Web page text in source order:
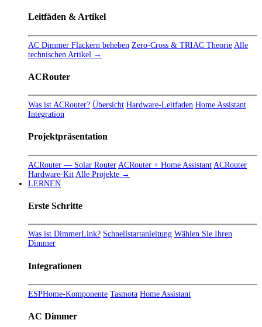
Leitfäden & Artikel
AC Dimmer Flackern beheben Zero-Cross & TRIAC Theorie Alle
technischen Artikel →
ACRouter
Was ist ACRouter? Übersicht Hardware-Leitfaden Home Assistant
Integration
Projektpräsentation
ACRouter — Solar Router ACRouter + Home Assistant ACRouter
Hardware-Kit Alle Projekte →
LERNEN
Erste Schritte
Was ist DimmerLink? Schnellstartanleitung Wählen Sie Ihren
Dimmer
Integrationen
ESPHome-Komponente Tasmota Home Assistant
AC Dimmer